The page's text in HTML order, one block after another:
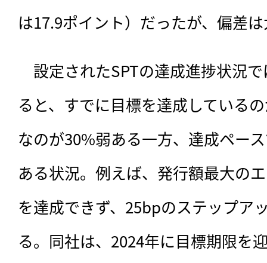
は17.9ポイント）だったが、偏差
設定されたSPTの達成進捗状況
ると、すでに目標を達成している
なのが30%弱ある一方、達成ペー
ある状況。例えば、発行額最大の
を達成できず、25bpのステップア
る。同社は、2024年に目標期限を